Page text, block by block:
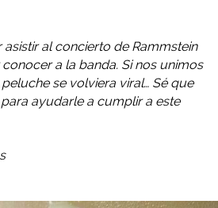
al concierto de Rammstein
a la banda. Si nos unimos
se volviera viral… Sé que
ayudarle a cumplir a este